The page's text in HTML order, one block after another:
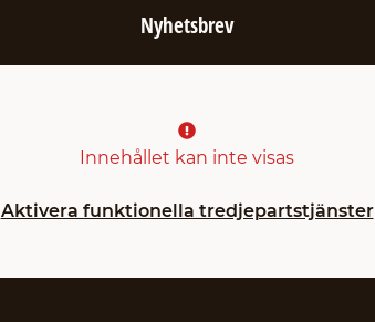
Nyhetsbrev
Innehållet kan inte visas
Aktivera funktionella tredjepartstjänster